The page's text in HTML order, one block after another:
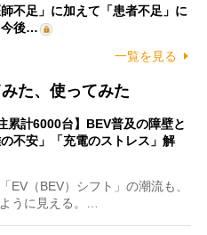
不足」に加えて「患者不足」に
今後…
一覧を見る
た、使ってみた
累計6000台】BEV普及の障壁と
不安」「充電のストレス」解
（BEV）シフト」の潮流も、
うに見える。…